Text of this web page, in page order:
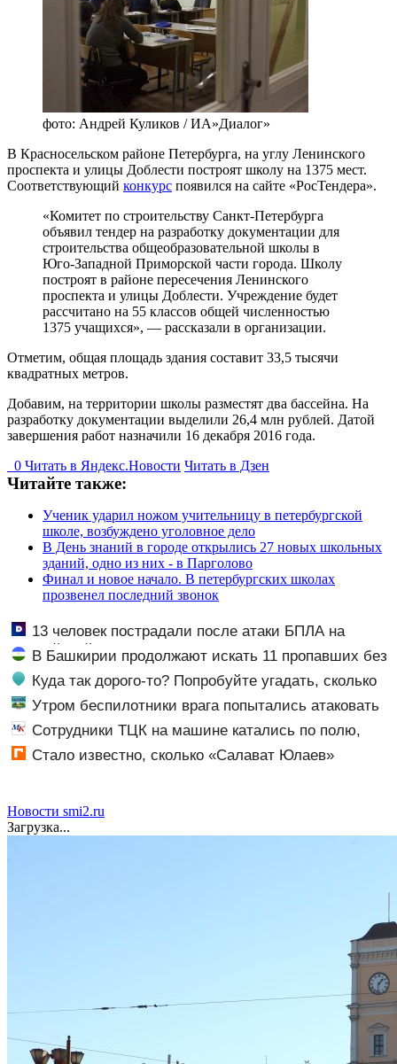
фото: Андрей Куликов / ИА»Диалог»
В Красносельском районе Петербурга, на углу Ленинского
проспекта и улицы Доблести построят школу на 1375 мест.
Соответствующий конкурс появился на сайте «РосТендера».
«Комитет по строительству Санкт-Петербурга
объявил тендер на разработку документации для
строительства общеобразовательной школы в
Юго-Западной Приморской части города. Школу
построят в районе пересечения Ленинского
проспекта и улицы Доблести. Учреждение будет
рассчитано на 55 классов общей численностью
1375 учащихся», — рассказали в организации.
Отметим, общая площадь здания составит 33,5 тысячи
квадратных метров.
Добавим, на территории школы разместят два бассейна. На
разработку документации выделили 26,4 млн рублей. Датой
завершения работ назначили 16 декабря 2016 года.
0 Читать в Яндекс.Новости Читать в Дзен
Читайте также:
Ученик ударил ножом учительницу в петербургской
школе, возбуждено уголовное дело
В День знаний в городе открылись 27 новых школьных
зданий, одно из них - в Парголово
Финал и новое начало. В петербургских школах
прозвенел последний звонок
13 человек пострадали после атаки БПЛА на
российский город
В Башкирии продолжают искать 11 пропавших без
вестиКуда так дорого-то? Попробуйте угадать, сколько
стоит аренда элитных квартир в Чите
Утром беспилотники врага попытались атаковать
предприятия в Поволжье, но им помешал кран
Сотрудники ТЦК на машине катались по полю,
преследуя мужчину
Стало известно, сколько «Салават Юлаев»
Новости smi2.ru
Загрузка...